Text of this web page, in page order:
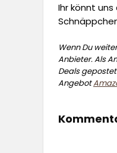
Ihr könnt
Wenn Du
Anbieter. Als
Deals
Angebot